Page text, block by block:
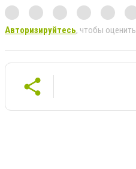
Авторизируйтесь, чтобы оценить